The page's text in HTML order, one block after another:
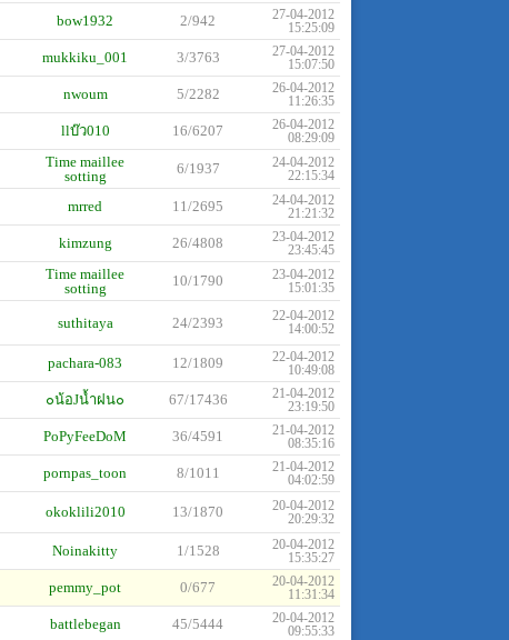
bow1932 2/942
27-04-2012
15:25:09
mukkiku_001 3/3763
27-04-2012
15:07:50
nwoum 5/2282
26-04-2012
11:26:35
llบ๊ว010 16/6207
26-04-2012
08:29:09
Time maillee
sotting
6/1937
24-04-2012
22:15:34
mrred 11/2695
24-04-2012
21:21:32
kimzung 26/4808
23-04-2012
23:45:45
Time maillee
sotting
10/1790
23-04-2012
15:01:35
suthitaya 24/2393
22-04-2012
14:00:52
pachara-083 12/1809
22-04-2012
10:49:08
๐น้อJน้ำฝน๐ 67/17436
21-04-2012
23:19:50
PoPyFeeDoM 36/4591
21-04-2012
08:35:16
pornpas_toon 8/1011
21-04-2012
04:02:59
okoklili2010 13/1870
20-04-2012
20:29:32
Noinakitty 1/1528
20-04-2012
15:35:27
pemmy_pot 0/677
20-04-2012
11:31:34
battlebegan 45/5444
20-04-2012
09:55:33